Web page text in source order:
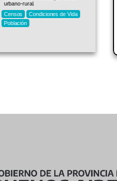
urbano-rural.
Censos
Condiciones de Vida
Población